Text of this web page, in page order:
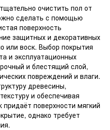
очистить пол от
сделать с помощью
поверхность
защитных и декоративных
или воск. Выбор покрытия
и эксплуатационных
и блестящий слой,
повреждений и влаги.
древесины,
и обеспечивая
поверхности мягкий
однако требует